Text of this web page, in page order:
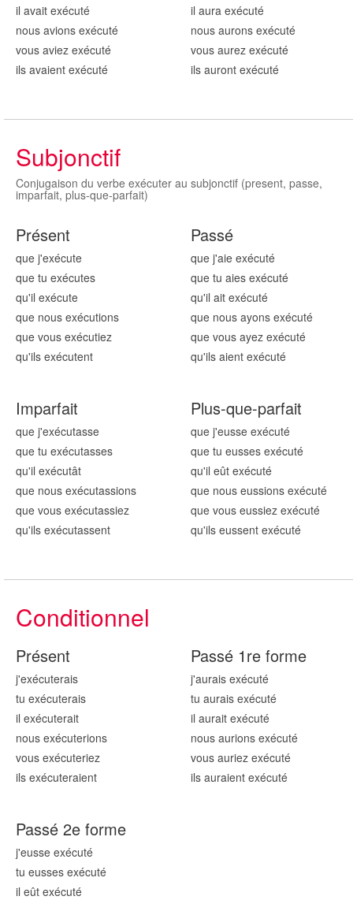
il avait exécuté
nous avions exécuté
vous aviez exécuté
ils avaient exécuté
il aura exécuté
nous aurons exécuté
vous aurez exécuté
ils auront exécuté
Subjonctif
Conjugaison du verbe exécuter au subjonctif (present, passe,
imparfait, plus-que-parfait)
Présent
que j'exécute
que tu exécutes
qu'il exécute
que nous exécutions
que vous exécutiez
qu'ils exécutent
Passé
que j'aie exécuté
que tu aies exécuté
qu'il ait exécuté
que nous ayons exécuté
que vous ayez exécuté
qu'ils aient exécuté
Imparfait
que j'exécutasse
que tu exécutasses
qu'il exécutât
que nous exécutassions
que vous exécutassiez
qu'ils exécutassent
Plus-que-parfait
que j'eusse exécuté
que tu eusses exécuté
qu'il eût exécuté
que nous eussions exécuté
que vous eussiez exécuté
qu'ils eussent exécuté
Conditionnel
Présent
j'exécuterais
tu exécuterais
il exécuterait
nous exécuterions
vous exécuteriez
ils exécuteraient
Passé 1re forme
j'aurais exécuté
tu aurais exécuté
il aurait exécuté
nous aurions exécuté
vous auriez exécuté
ils auraient exécuté
Passé 2e forme
j'eusse exécuté
tu eusses exécuté
il eût exécuté